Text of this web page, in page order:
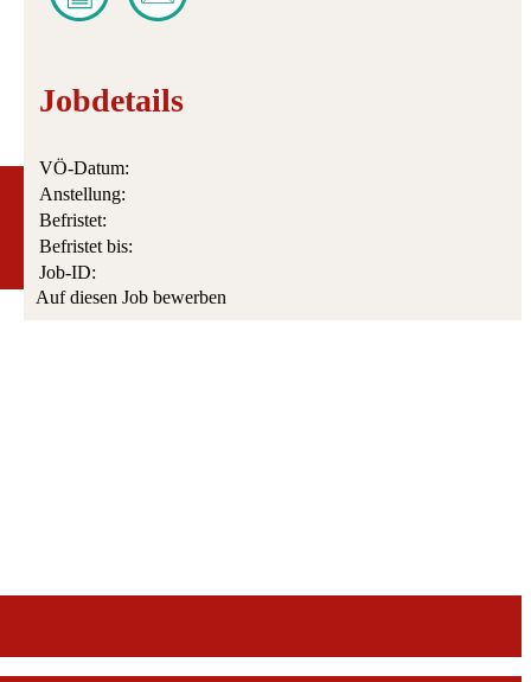
Jobdetails
VÖ-Datum:
Anstellung:
Befristet:
Befristet bis:
Job-ID:
Auf diesen Job bewerben